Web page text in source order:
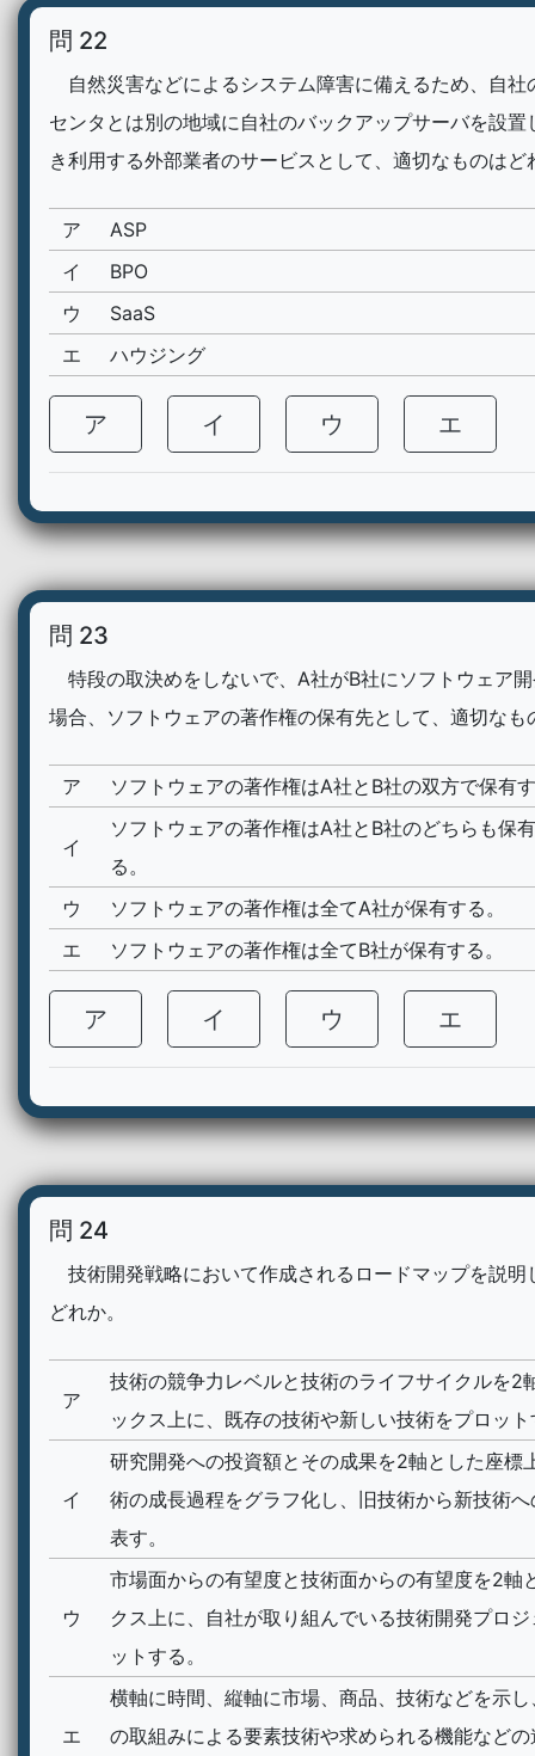
問 22
自然災害などによるシステム障害に備えるため、自社
センタとは別の地域に自社のバックアップサーバを設置
き利用する外部業者のサービスとして、適切なものはど
ア
ASP
イ
BPO
ウ
SaaS
エ
ハウジング
ア イ ウ エ
問 23
特段の取決めをしないで、A社がB社にソフトウェア
場合、ソフトウェアの著作権の保有先として、適切なも
ア ソフトウェアの著作権はA社とB社の双方で保有
イ
ソフトウェアの著作権はA社とB社のどちらも保
る。
ウ
ソフトウェアの著作権は全てA社が保有する。
エ
ソフトウェアの著作権は全てB社が保有する。
ア イ ウ エ
問 24
技術開発戦略において作成されるロードマップを説明
どれか。
ア
技術の競争力レベルと技術のライフサイクルを2
ックス上に、既存の技術や新しい技術をプロッ
イ
研究開発への投資額とその成果を2軸とした座標
術の成長過程をグラフ化し、旧技術から新技術
表す。
ウ
市場面からの有望度と技術面からの有望度を2軸
クス上に、自社が取り組んでいる技術開発プロ
ットする。
エ
横軸に時間、縦軸に市場、商品、技術などを示
の取組みによる要素技術や求められる機能など